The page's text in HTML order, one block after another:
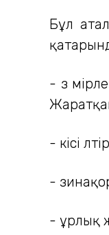
Бұл
- өз
- кісі
-
- ұрлық